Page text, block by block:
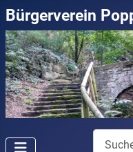
Bürgerverein
Suchen